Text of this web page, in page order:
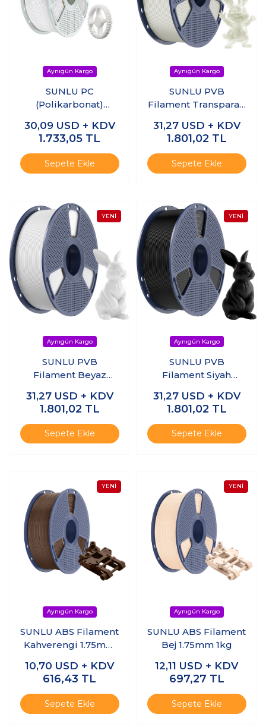
SUNLU PC
(Polikarbonat)
1.75mm 1kg
30,09 USD + KDV
1.733,05 TL
Sepete Ekle
SUNLU PVB
Filament Transparan
31,27 USD + KDV
1.801,02 TL
Sepete Ekle
SUNLU PVB
Filament Beyaz
31,27 USD + KDV
1.801,02 TL
Sepete Ekle
SUNLU PVB
Filament Siyah
31,27 USD + KDV
1.801,02 TL
Sepete Ekle
SUNLU ABS Filament
Kahverengi 1.75mm
10,70 USD + KDV
616,43 TL
Sepete Ekle
SUNLU ABS Filament
Bej 1.75mm 1kg
12,11 USD + KDV
697,27 TL
Sepete Ekle